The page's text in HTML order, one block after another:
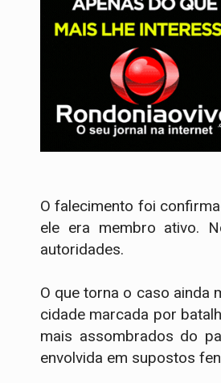
O falecimento foi
ele era membro ativo.
autoridades.
O que torna o caso ainda
cidade marcada por
mais assombrados do
envolvida em supostos